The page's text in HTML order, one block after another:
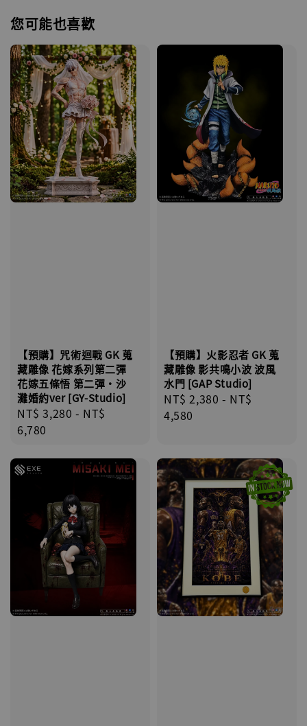
您可能也喜歡
【預購】咒術迴戰 GK 蒐
藏雕像 花嫁系列第二彈
花嫁五條悟 第二彈·沙
灘婚約ver [GY-Studio]
Regular
price
NT$ 3,280 - NT$
6,780
【預購】火影忍者 GK 蒐
藏雕像 影共鳴小波 波風
水門 [GAP Studio]
Regular
price
NT$ 2,380 - NT$
4,580